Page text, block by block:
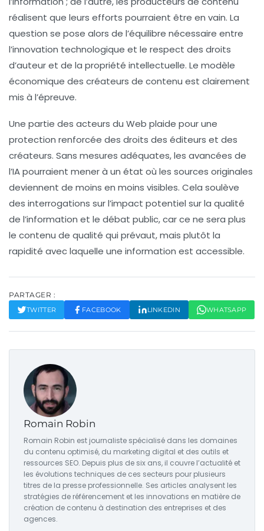
réalisent que leurs efforts pourraient être en vain. La
question se pose alors de l’équilibre nécessaire entre
l’innovation technologique et le respect des droits
d’auteuret de la propriété intellectuelle. Le modèle
économique des créateurs de contenu est clairement
mis à l’épreuve.
Une partie des acteurs du Web plaide pour une
protection renforcée des droits des éditeurs et des
créateurs. Sans mesures adéquates, les avancées de
l’IA pourraient mener à un état où les sources originales
deviennent de moins en moins visibles. Cela soulève
des interrogations sur l’impact potentiel sur la qualité
de l’information et le débat public, car ce ne sera plus
le contenu de qualité qui prévaut, mais plutôt la
rapidité avec laquelle une information est accessible.
PARTAGER :
TWITTER FACEBOOK LINKEDIN WHATSAPP
Romain Robin
Romain Robin est journaliste spécialisé dans les domaines
du contenu optimisé, du marketing digital et des outils et
ressources SEO. Depuis plus de six ans, il couvre l’actualité et
les évolutions techniques de ces secteurs pour plusieurs
titres de la presse professionnelle. Ses articles analysent les
stratégies de référencement et les innovations en matière de
création de contenu à destination des entreprises et des
agences.